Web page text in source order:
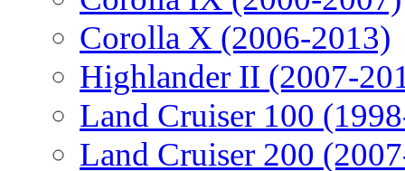
Corolla X (2006-2013)
Highlander II (2007-
Land Cruiser 100
Land Cruiser 200